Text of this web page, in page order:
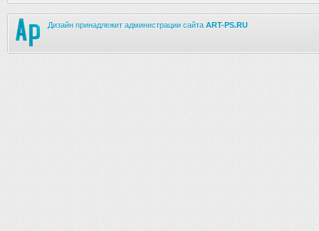
Дизайн принадлежит администрации сайта ART-PS.RU